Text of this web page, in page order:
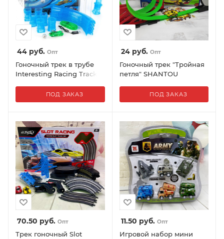
44 руб. Опт
Гоночный трек в трубе
Interesting Racing Track
TWHR-1 27 деталей
ПОД ЗАКАЗ
24руб. Опт
Гоночный трек "Тройная
петля" SHANTOU
300 см + машинка
ПОД ЗАКАЗ
70.50 руб. Опт
Трек гоночный Slot
11.50 руб. Опт
Игровой набор мини